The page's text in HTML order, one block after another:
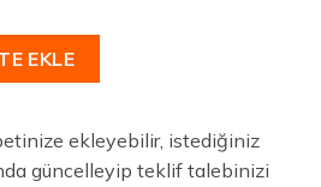
EKLE
ekleyebilir, istediğiniz
güncelleyip teklif talebinizi